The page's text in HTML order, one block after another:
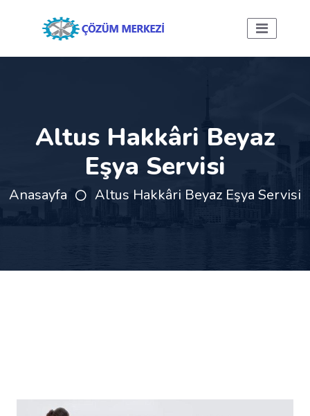
Altus Hakkâri Beyaz
Eşya Servisi
Anasayfa Altus Hakkâri Beyaz Eşya Servisi